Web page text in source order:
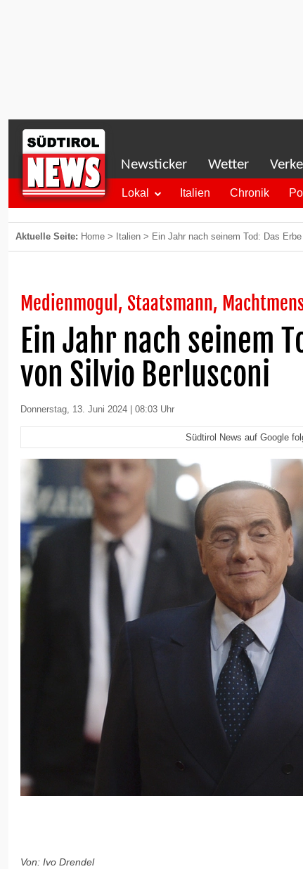
Newsticker Wetter
Lokal Italien Chronik
Aktuelle Seite: Home > Italien > Ein Jahr nach seinem Tod: Das
Medienmogul, Staatsmann,
Ein Jahr nach seinem
von Silvio Berlusconi
Donnerstag, 13. Juni 2024 | 08:03 Uhr
Südtirol News auf Google
Von: Ivo Drendel